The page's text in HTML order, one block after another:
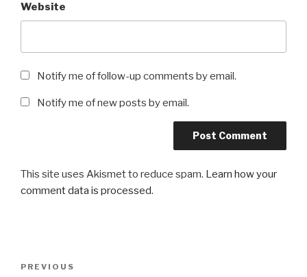
Website
Notify me of follow-up comments by email.
Notify me of new posts by email.
This site uses Akismet to reduce spam. Learn how your
comment data is processed.
Previous
PREVIOUS